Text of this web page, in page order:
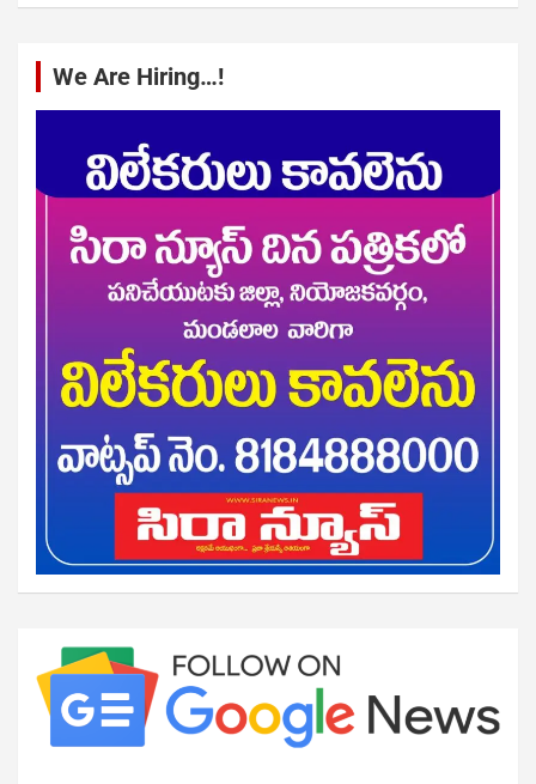
We Are Hiring…!